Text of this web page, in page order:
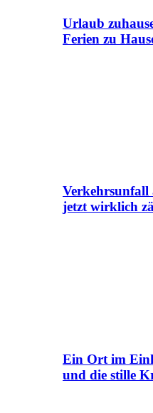
Urlaub
Ferien zu
Verkehrsunfall
jetzt wirklich
Ein Ort im
und die stille